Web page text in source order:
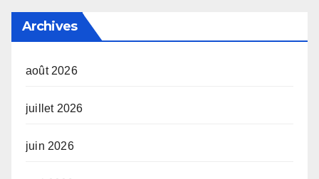
Archives
août 2026
juillet 2026
juin 2026